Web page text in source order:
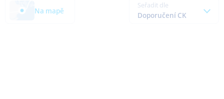
Na mapě
Seřadit dle
Doporučení CK